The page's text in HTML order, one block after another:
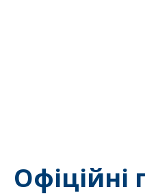
Офіційні